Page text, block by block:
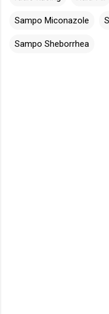
Sampo Miconazole
Sampo Sheborrhea